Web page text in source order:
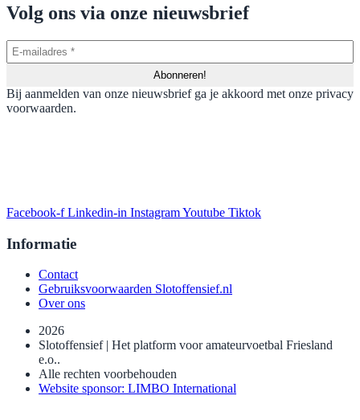
Volg ons via onze nieuwsbrief
Bij aanmelden van onze nieuwsbrief ga je akkoord met onze privacy
voorwaarden.
Facebook-f Linkedin-in InstagramYoutube Tiktok
Informatie
Contact
Gebruiksvoorwaarden Slotoffensief.nl
Over ons
2026
Slotoffensief | Het platform voor amateurvoetbal Friesland
e.o..
Alle rechten voorbehouden
Website sponsor: LIMBO International